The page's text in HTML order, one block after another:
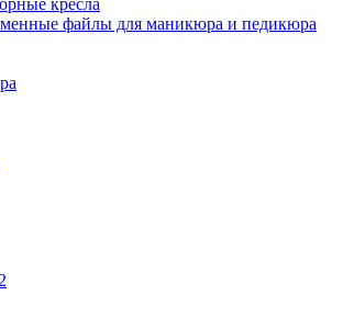
кресла
файлы для маникюра и педикюра